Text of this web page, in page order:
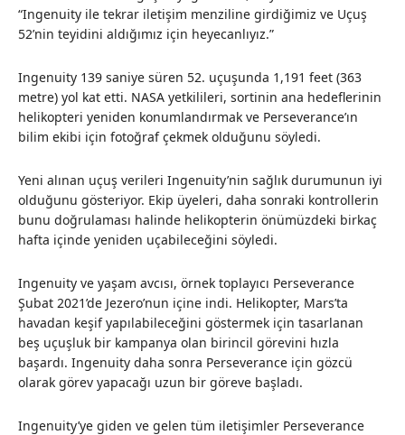
“Ingenuity ile tekrar iletişim menziline girdiğimiz ve Uçuş
52’nin teyidini aldığımız için heyecanlıyız.”
Ingenuity 139 saniye süren 52. uçuşunda 1,191 feet (363
metre) yol kat etti. NASA yetkilileri, sortinin ana hedeflerinin
helikopteri yeniden konumlandırmak ve Perseverance’ın
bilim ekibi için fotoğraf çekmek olduğunu söyledi.
Yeni alınan uçuş verileri Ingenuity’nin sağlık durumunun iyi
olduğunu gösteriyor. Ekip üyeleri, daha sonraki kontrollerin
bunu doğrulaması halinde helikopterin önümüzdeki birkaç
hafta içinde yeniden uçabileceğini söyledi.
Ingenuity ve yaşam avcısı, örnek toplayıcı Perseverance
Şubat 2021’de Jezero’nun içine indi. Helikopter, Mars’ta
havadan keşif yapılabileceğini göstermek için tasarlanan
beş uçuşluk bir kampanya olan birincil görevini hızla
başardı. Ingenuity daha sonra Perseverance için gözcü
olarak görev yapacağı uzun bir göreve başladı.
Ingenuity’ye giden ve gelen tüm iletişimler Perseverance